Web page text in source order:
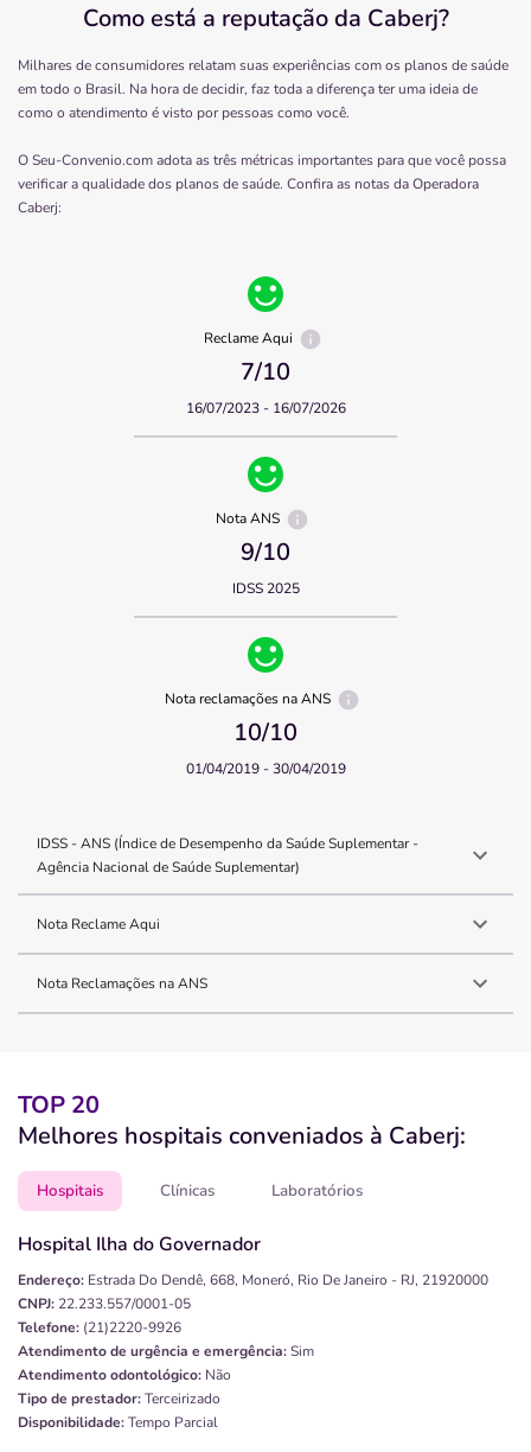
Como está a reputação da Caberj?
Milhares de consumidores relatam suas experiências com os planos de saúde
em todo o Brasil. Na hora de decidir, faz toda a diferença ter uma ideia de
como o atendimento é visto por pessoas como você.
O Seu-Convenio.com adota as três métricas importantes para que você possa
verificar a qualidade dos planos de saúde. Confira as notas da Operadora
Caberj:
Reclame Aqui
7/10
16/07/2023 - 16/07/2026
Nota ANS
9/10
IDSS 2025
Nota reclamações na ANS
10/10
01/04/2019 - 30/04/2019
IDSS - ANS (Índice de Desempenho da Saúde Suplementar -
Agência Nacional de Saúde Suplementar)
Nota Reclame Aqui
Nota Reclamações na ANS
TOP 20
Melhores hospitais conveniados à Caberj:
Hospitais Clínicas Laboratórios
Hospital Ilha do Governador
Endereço: Estrada Do Dendê, 668, Moneró, Rio De Janeiro - RJ, 21920000
CNPJ: 22.233.557/0001-05
Telefone: (21)2220-9926
Atendimento de urgência e emergência:Sim
Atendimento odontológico: Não
Tipo de prestador:Terceirizado
Disponibilidade:Tempo Parcial